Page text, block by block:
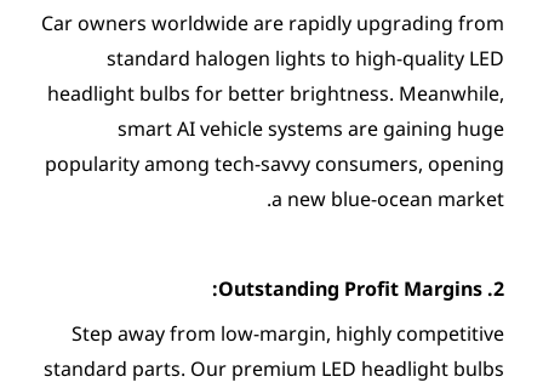
Car owners worldwide are
standard halogen
headlight bulbs for better
smart AI vehicle
popularity among tech-savvy
a
Step away from low-
standard parts. Our premium